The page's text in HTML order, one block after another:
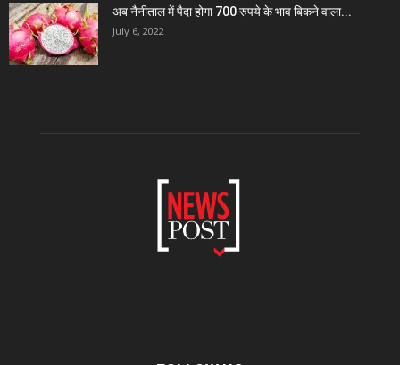
अब नैनीताल में पैदा होगा 700 रुपये के भाव बिकने वाला...
July 6, 2022